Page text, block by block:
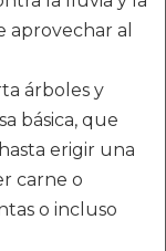
aprovechar al
árboles y
básica, que
erigir una
carne o
o incluso